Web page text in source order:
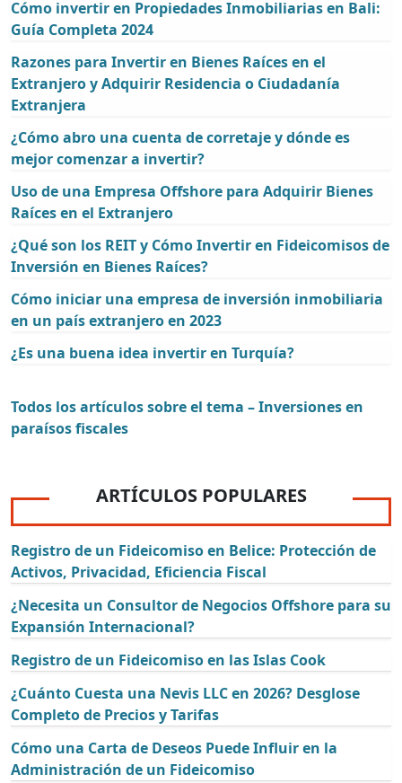
Cómo invertir en Propiedades Inmobiliarias en Bali:
Guía Completa 2024
Razones para Invertir en Bienes Raíces en el
Extranjero y Adquirir Residencia o Ciudadanía
Extranjera
¿Cómo abro una cuenta de corretaje y dónde es
mejor comenzar a invertir?
Uso de una Empresa Offshore para Adquirir Bienes
Raíces en el Extranjero
¿Qué son los REIT y Cómo Invertir en Fideicomisos de
Inversión en Bienes Raíces?
Cómo iniciar una empresa de inversión inmobiliaria
en un país extranjero en 2023
¿Es una buena idea invertir en Turquía?
Todos los artículos sobre el tema – Inversiones en
paraísos fiscales
ARTÍCULOS POPULARES
Registro de un Fideicomiso en Belice: Protección de
Activos, Privacidad, Eficiencia Fiscal
¿Necesita un Consultor de Negocios Offshore para su
Expansión Internacional?
Registro de un Fideicomiso en las Islas Cook
¿Cuánto Cuesta una Nevis LLC en 2026? Desglose
Completo de Precios y Tarifas
Cómo una Carta de Deseos Puede Influir en la
Administración de un Fideicomiso